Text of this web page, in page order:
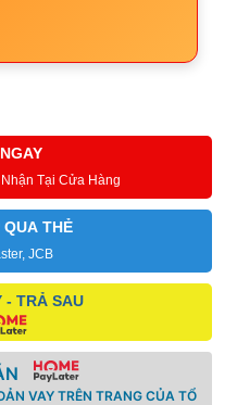
Tại Cửa Hàng
QUA THẺ
JCB
- TRẢ SAU
VAY TRÊN TRANG CỦA TỔ